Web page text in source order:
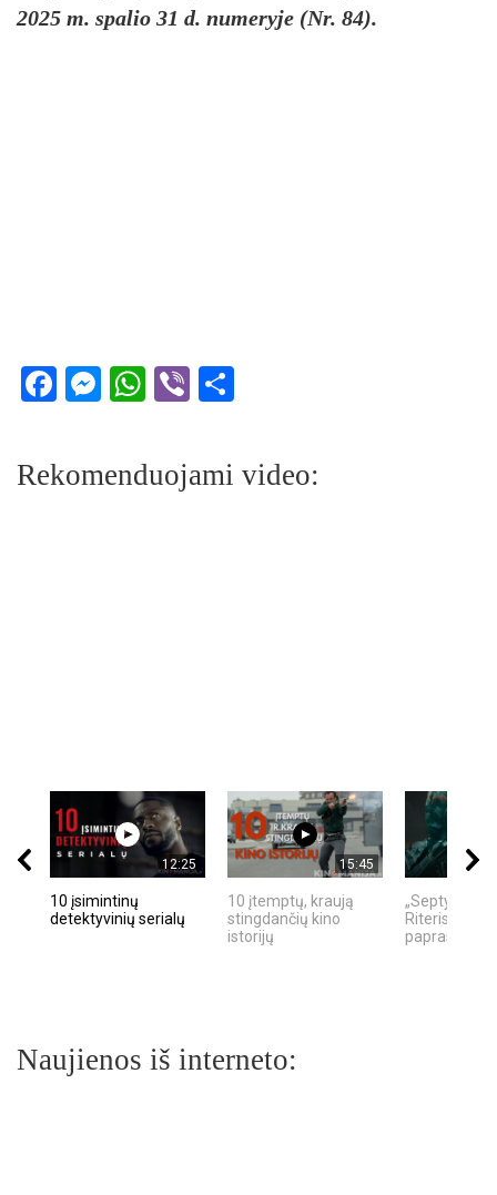
2025 m. spalio 31 d. numeryje (Nr. 84).
Facebook
Messenger
WhatsApp
Viber
Rekomenduojami video:
12:25
10 įsimintinų
detektyvinių serialų
15:45
10 įtemptų, kraują
stingdančių kino
istorijų
„Septynių
Riteris" – kai
Naujienos iš interneto: